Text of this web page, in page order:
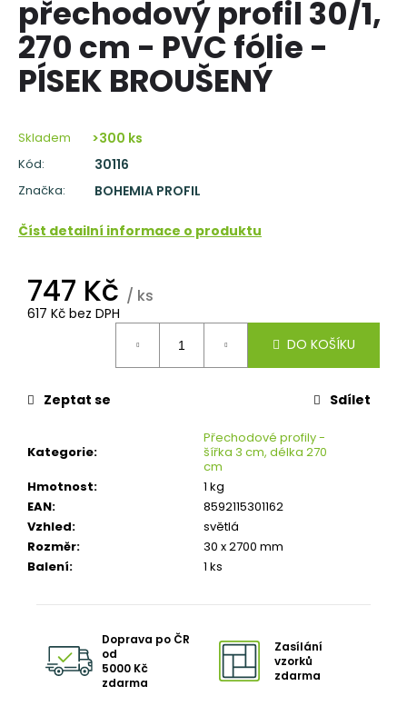
přechodový profil 30/1,
270 cm - PVC fólie -
PÍSEK BROUŠENÝ
Skladem >300 ks
Kód: 30116
Značka: BOHEMIA PROFIL
Číst detailní informace o produktu
747 Kč / ks
617 Kč bez DPH
DO KOŠÍKU
Kategorie:
Přechodové profily -
šířka 3 cm, délka 270
cm
Hmotnost:
1 kg
EAN:
8592115301162
Vzhled:
světlá
Rozměr:
30 x 2700 mm
Balení: 1 ks
Zeptat se Sdílet
Doprava po ČR
od
5000 Kč
zdarma
Zasílání
vzorků
zdarma
a
j
í
t
D
o
u
č
m
e
TŘÍVRSTVÁ
DŘEVĚNÁ
PODLAHA
SUPERRUSTIC
(PERO